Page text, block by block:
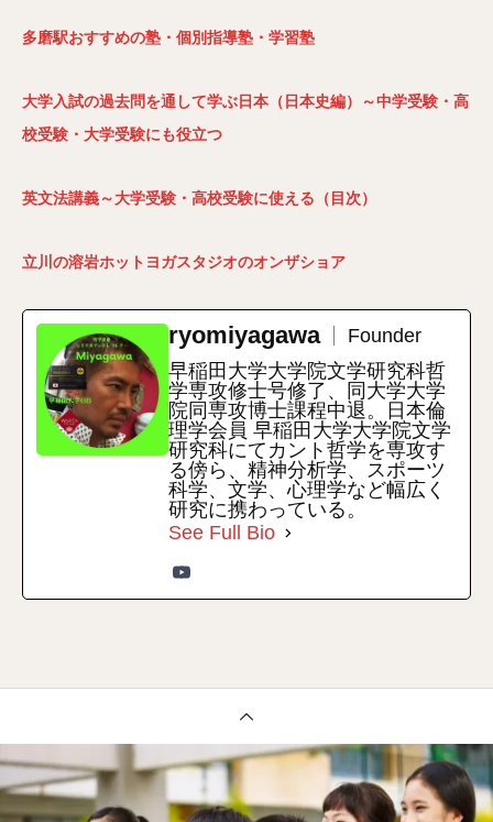
多磨駅おすすめの塾・個別指導塾・学習塾
大学入試の過去問を通して学ぶ日本（日本史編）～中学受験・高
校受験・大学受験にも役立つ
英文法講義～大学受験・高校受験に使える（目次）
立川の溶岩ホットヨガスタジオのオンザショア
ryomiyagawa
Founder
早稲田大学大学院文学研究科哲
学専攻修士号修了、同大学大学
院同専攻博士課程中退。日本倫
理学会員 早稲田大学大学院文学
研究科にてカント哲学を専攻す
る傍ら、精神分析学、スポーツ
科学、文学、心理学など幅広く
研究に携わっている。
See Full Bio